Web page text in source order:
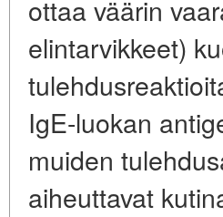
ottaa väärin
elintarvikkeet)
IgE-luokan
muiden
aiheuttavat